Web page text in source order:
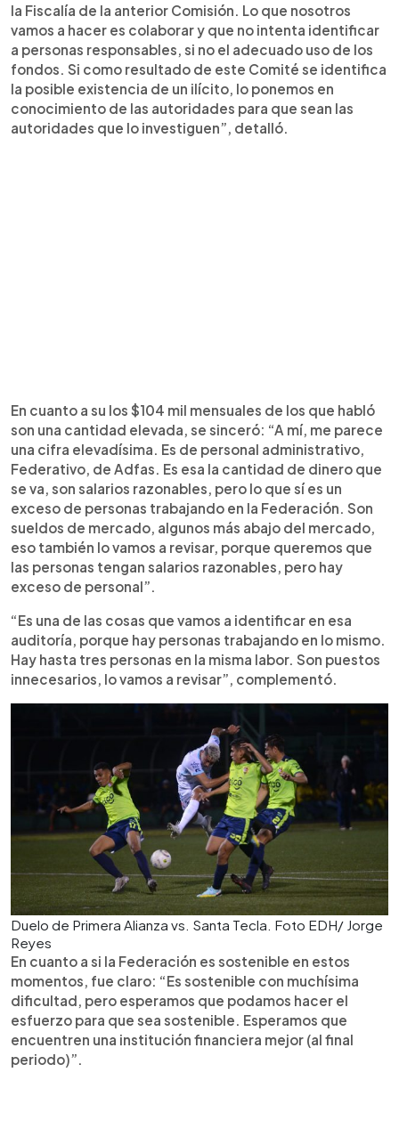
la Fiscalía de la anterior Comisión. Lo que nosotros
vamos a hacer es colaborar y que no intenta identificar
a personas responsables, si no el adecuado uso de los
fondos. Si como resultado de este Comité se identifica
la posible existencia de un ilícito, lo ponemos en
conocimiento de las autoridades para que sean las
autoridades que lo investiguen”, detalló.
En cuanto a su los $104 mil mensuales de los que habló
son una cantidad elevada, se sinceró: “A mí, me parece
una cifra elevadísima. Es de personal administrativo,
Federativo, de Adfas. Es esa la cantidad de dinero que
se va, son salarios razonables, pero lo que sí es un
exceso de personas trabajando en la Federación. Son
sueldos de mercado, algunos más abajo del mercado,
eso también lo vamos a revisar, porque queremos que
las personas tengan salarios razonables, pero hay
exceso de personal”.
“Es una de las cosas que vamos a identificar en esa
auditoría, porque hay personas trabajando en lo mismo.
Hay hasta tres personas en la misma labor. Son puestos
innecesarios, lo vamos a revisar”, complementó.
Duelo de Primera Alianza vs. Santa Tecla. Foto EDH/ Jorge
Reyes
En cuanto a si la Federación es sostenible en estos
momentos, fue claro: “Es sostenible con muchísima
dificultad, pero esperamos que podamos hacer el
esfuerzo para que sea sostenible. Esperamos que
encuentren una institución financiera mejor (al final
periodo)”.